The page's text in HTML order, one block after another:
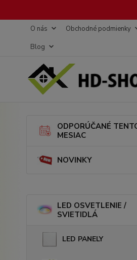
O nás Obchodné podmienky
Blog
ODPORÚČANÉ
MESIAC
NOVINKY
LED OSVETLENIE /
SVIETIDLÁ
LED PANELY